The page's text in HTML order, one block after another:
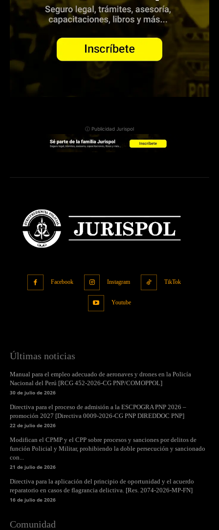
ⓘ Publicidad Jurispol
Facebook Instagram TikTok
Youtube
Últimas noticias
Manual para el empleo adecuado de aeronaves y drones en la Policía
Nacional del Perú [RCG 452-2026-CG PNP/COMOPPOL]
30 de julio de 2026
Directiva para el proceso de admisión a la ESCPOGRA PNP 2026 –
promoción 2027 [Directiva 0009-2026-CG PNP DIREDDOC PNP]
22 de julio de 2026
Modifican el CPMP y el CPP sobre procesos y sanciones por delitos de
función Policial y Militar, prohibiendo la doble persecución y sancionado
con...
21 de julio de 2026
Directiva para la aplicación del principio de oportunidad y el acuerdo
reparatorio en casos de flagrancia delictiva. [Res. 2074-2026-MP-FN]
16 de julio de 2026
Comunidad